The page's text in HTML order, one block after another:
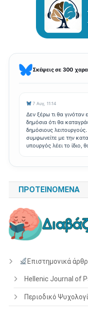
Σκέψεις σε 300
7 Αυγ, 11:14
Δεν ξέρω τι θα γινόταν
δημόσια ότι θα
δημόσιους
συμφωνείτε με την
υπουργός λέει το ίδιο,
ΠΡΟΤΕΙΝΌΜΕΝΑ
Επιστημονικά
Hellenic Journal of
Περιοδικό